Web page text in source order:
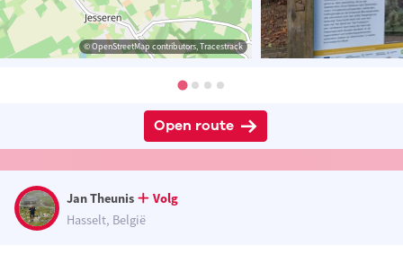
© OpenStreetMap contributors, Tracestrack
Open route
Jan Theunis
Volg
Hasselt, België